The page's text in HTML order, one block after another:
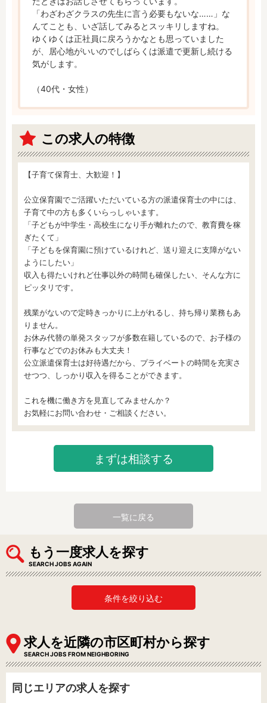
「わざわざクラスの先生に言う必要もないな……」な
んてことも、いざ話してみるとスッキリしますね。
ゆくゆくは正社員に戻ろうかなとも思っていました
が、居心地がいいのでしばらくは派遣で更新し続ける
気がします。
（40代・女性）
この求人の特徴
【子育て保育士、大歓迎！】
公立保育園でご活躍いただいている方の派遣保育士の中には、
子育て中の方も多くいらっしゃいます。
「子どもが中学生・高校生になり手が離れたので、教育費を稼
ぎたくて」
「子どもを保育園に預けているけれど、送り迎えに支障がない
ようにしたい」
収入も得たいけれど仕事以外の時間も確保したい、そんな方に
ピッタリです。
残業がないので定時きっかりに上がれるし、持ち帰り業務もあ
りません。
お休み代替の単発スタッフが多数在籍しているので、お子様の
行事などでのお休みも大丈夫！
公立派遣保育士は好待遇だから、プライベートの時間を充実さ
せつつ、しっかり収入を得ることができます。
これを機に働き方を見直してみませんか？
お気軽にお問い合わせ・ご相談ください。
まずは相談する
一覧に戻る
もう一度求人を探す
SEARCH JOBS AGAIN
条件を絞り込む
求人を近隣の市区町村から探す
SEARCH JOBS FROM NEIGHBORING
同じエリアの求人を探す